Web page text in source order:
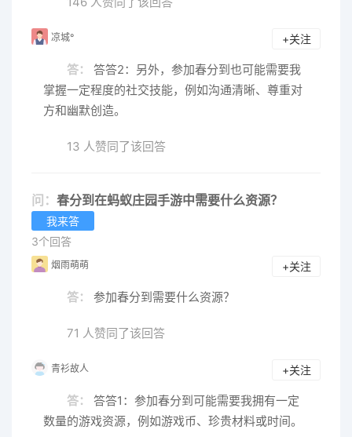
凉城° +关注
答：
答答2：另外，参加春分到也可能需要我
掌握一定程度的社交技能，例如沟通清晰、尊重对
方和幽默创造。
13 人赞同了该回答
问： 春分到在蚂蚁庄园手游中需要什么资源？
我来答
3个回答
烟雨萌萌 +关注
答： 参加春分到需要什么资源？
71 人赞同了该回答
青衫故人 +关注
答：
答答1：参加春分到可能需要我拥有一定
数量的游戏资源，例如游戏币、珍贵材料或时间。